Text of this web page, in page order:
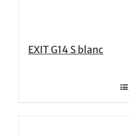
EXIT G14 S blanc